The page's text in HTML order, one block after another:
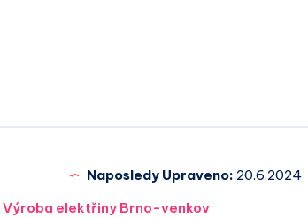
Naposledy Upraveno: 20.6.2024
Výroba elektřiny Brno-venkov